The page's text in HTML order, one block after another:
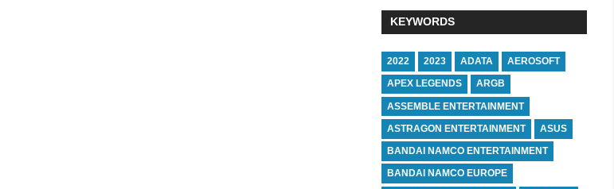
KEYWORDS
2022 2023 ADATA AEROSOFT
APEX LEGENDS ARGB
ASSEMBLE ENTERTAINMENT
ASTRAGON ENTERTAINMENT ASUS
BANDAI NAMCO ENTERTAINMENT
BANDAI NAMCO EUROPE